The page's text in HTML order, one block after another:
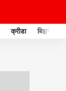
क्रीडा बिझनेस